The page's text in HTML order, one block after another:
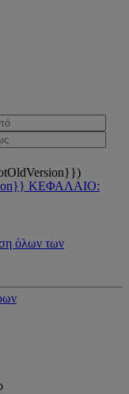
ΚΕΦΑΛΑΙΟ:
όλων των